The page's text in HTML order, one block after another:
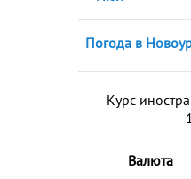
Погода в
Курс
Валюта